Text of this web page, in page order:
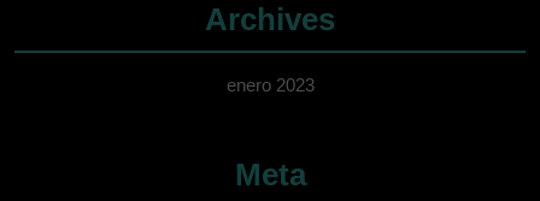
Archives
enero 2023
Meta